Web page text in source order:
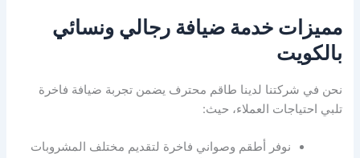
مميزات خدمة ضيافة رجالي ونسائي
بالكويت
نحن في شركتنا لدينا طاقم محترف يضمن تجربة ضيافة فاخرة
تلبي احتياجات العملاء، حيث:
نوفر أطقم وصواني فاخرة لتقديم مختلف المشروبات